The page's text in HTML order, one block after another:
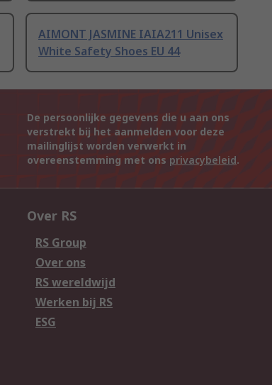
AIMONT JASMINE IAIA211 Unisex
White Safety Shoes EU 44
De persoonlijke gegevens die u aan ons
verstrekt bij het aanmelden voor deze
mailinglijst worden verwerkt in
overeenstemming met ons privacybeleid.
Over RS
RS Group
Over ons
RS wereldwijd
Werken bij RS
ESG